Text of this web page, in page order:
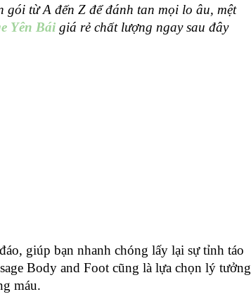
gói từ A đến Z để đánh tan mọi lo âu, mệt
Yên Bái giá rẻ chất lượng ngay sau đây
giúp bạn nhanh chóng lấy lại sự tỉnh táo
Body and Foot cũng là lựa chọn lý tưởng
máu.